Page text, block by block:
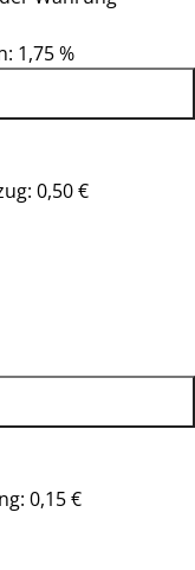
1,75 %
0,50 €
0,15 €